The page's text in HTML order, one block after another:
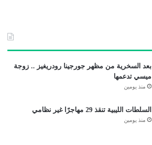
بعد السخرية من مظهر جورجينا رودريغيز .. زوجة
ميسي تدعمها
منذ يومين
السلطات الليبية تنقذ 29 مهاجرًا غير نظامي
منذ يومين